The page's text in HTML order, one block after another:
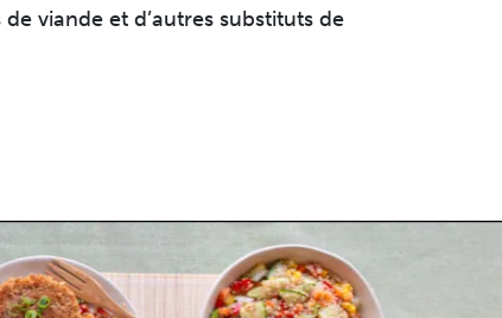
viande et d’autres substituts de